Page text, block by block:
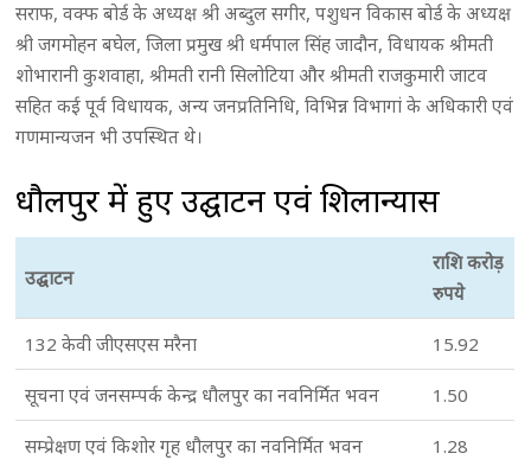
सराफ, वक्फ बोर्ड के अध्यक्ष श्री अब्दुल सगीर, पशुधन विकास बोर्ड के अध्यक्ष
श्री जगमोहन बघेल, जिला प्रमुख श्री धर्मपाल सिंह जादौन, विधायक श्रीमती
शोभारानी कुशवाहा, श्रीमती रानी सिलोटिया और श्रीमती राजकुमारी जाटव
सहित कई पूर्व विधायक, अन्य जनप्रतिनिधि, विभिन्न विभागां के अधिकारी एवं
गणमान्यजन भी उपस्थित थे।
धौलपुर में हुए उद्घाटन एवं शिलान्यास
उद्घाटन
राशि करोड़
रुपये
132 केवी जीएसएस मरैना 15.92
सूचना एवं जनसम्पर्क केन्द्र धौलपुर का नवनिर्मित भवन 1.50
सम्प्रेक्षण एवं किशोर गृह धौलपुर का नवनिर्मित भवन 1.28